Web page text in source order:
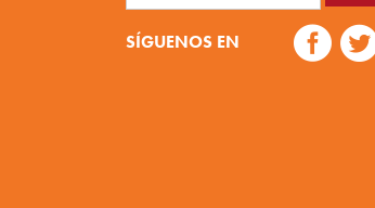
SÍGUENOS EN